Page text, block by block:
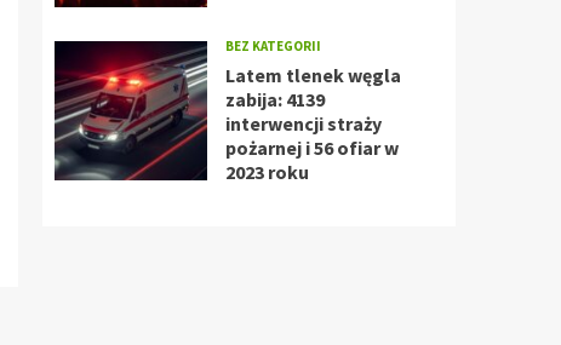
BEZ KATEGORII
Latem tlenek węgla
zabija: 4139
interwencji straży
pożarnej i 56 ofiar w
2023 roku